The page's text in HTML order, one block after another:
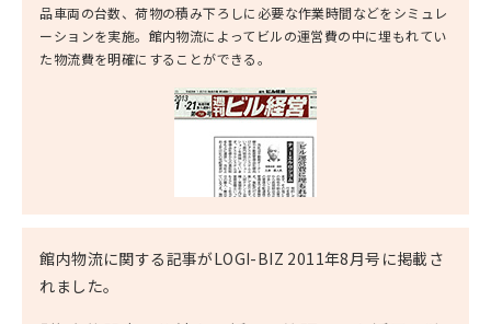
品車両の台数、荷物の積み下ろしに必要な作業時間などをシミュレ
ーションを実施。館内物流によってビルの運営費の中に埋もれてい
た物流費を明確にすることができる。
館内物流に関する記事がLOGI-BIZ 2011年8月号に掲載さ
れました。